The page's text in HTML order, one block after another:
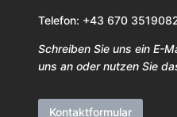
Telefon: +43 670
Schreiben Sie uns ein E-
uns an oder nutzen Sie
Kontaktformular